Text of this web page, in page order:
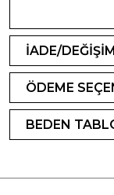
İADE/DEĞİŞİM
ÖDEME
BEDEN